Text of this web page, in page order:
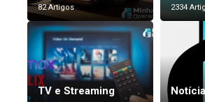
82 Artigos 2334
TV e Streaming